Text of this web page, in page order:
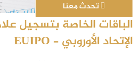
تحدث معنا
الباقات الخاصة بتسجيل
الإتحاد الأوروبي - EUIPO